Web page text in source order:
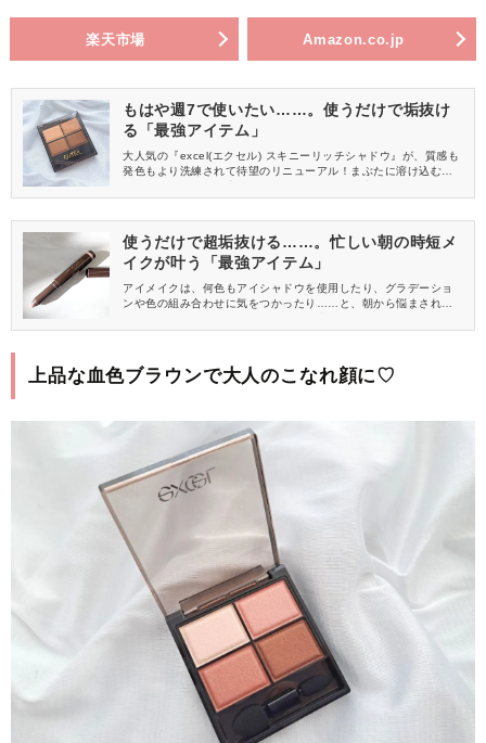
楽天市場 Amazon.co.jp
もはや週7で使いたい……。使うだけで垢抜け
る「最強アイテム」
大人気の『excel(エクセル) スキニーリッチシャドウ』が、質感も
発色もより洗練されて待望のリニューアル！まぶたに溶け込むよ
す。今回は、毎日メイクにぴったりな「SK01 トゥルーブラウ
使うだけで超垢抜ける……。忙しい朝の時短メ
イクが叶う「最強アイテム」
アイメイクは、何色もアイシャドウを使用したり、グラデーショ
ンや色の組み合わせに気をつかったり……と、朝から悩まされる
プのアイシャドウです。とっても時短なのに、一気に垢抜け感を
す！
上品な血色ブラウンで大人のこなれ顔に♡